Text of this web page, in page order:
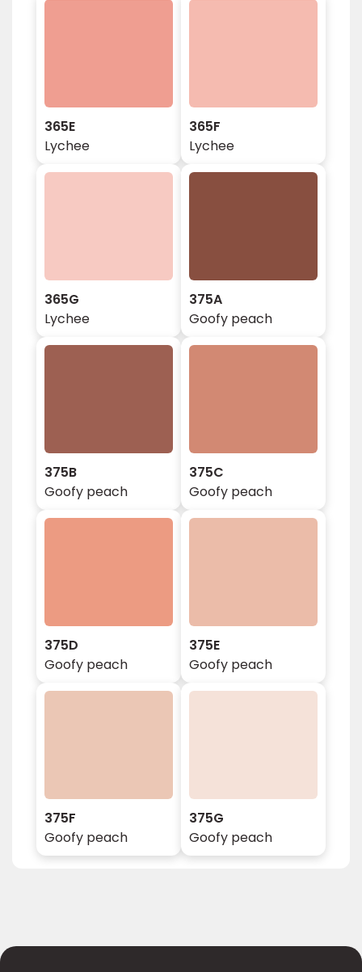
365E
Lychee
365F
Lychee
365G
Lychee
375A
Goofy peach
375B
Goofy peach
375C
Goofy peach
375D
Goofy peach
375E
Goofy peach
375F
Goofy peach
375G
Goofy peach